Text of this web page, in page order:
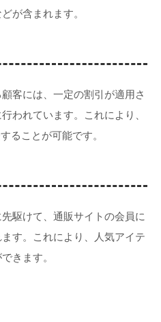
が含まれます。
客には、一定の割引が適用さ
われています。これにより、
ることが可能です。
駆けて、通販サイトの会員に
す。これにより、人気アイテ
きます。